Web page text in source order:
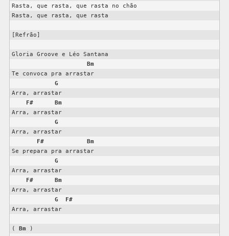
Rasta, que rasta, que rasta no chão
Rasta, que rasta, que rasta
[Refrão]
Gloria Groove e Léo Santana
Bm
Te convoca pra arrastar
G
Arra, arrastar
F#
Bm
Arra, arrastar
G
Arra, arrastar
F#
Bm
Se prepara pra arrastar
G
Arra, arrastar
F#
Bm
Arra, arrastar
G
F#
Arra, arrastar
( Bm )